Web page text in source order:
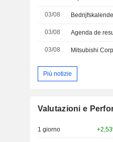
03/08
03/08 Agenda de
03/08
Più notizie
Valutazioni e
1 giorno